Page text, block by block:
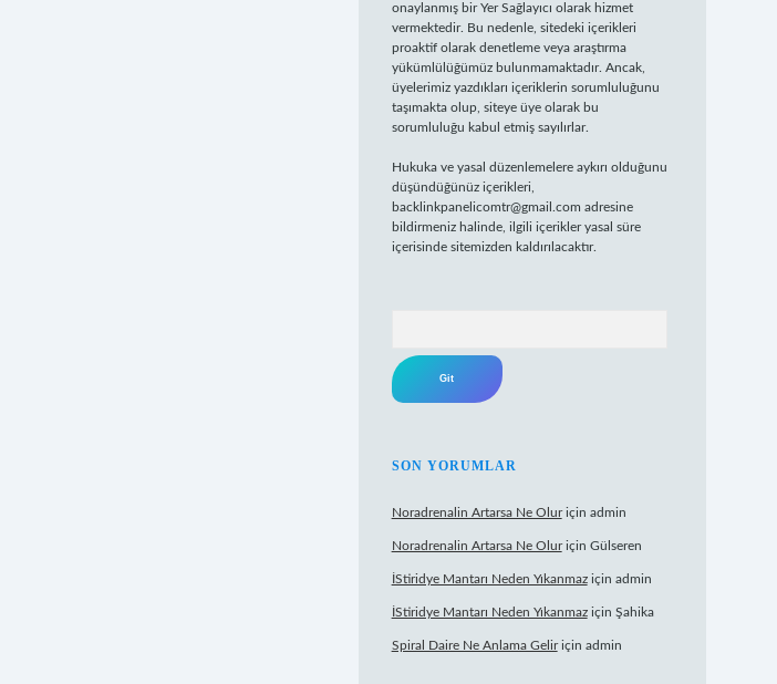
onaylanmış bir Yer Sağlayıcı olarak hizmet
vermektedir. Bu nedenle, sitedeki içerikleri
proaktif olarak denetleme veya araştırma
yükümlülüğümüz bulunmamaktadır. Ancak,
üyelerimiz yazdıkları içeriklerin sorumluluğunu
taşımakta olup, siteye üye olarak bu
sorumluluğu kabul etmiş sayılırlar.
Hukuka ve yasal düzenlemelere aykırı olduğunu
düşündüğünüz içerikleri,
backlinkpanelicomtr@gmail.com adresine
bildirmeniz halinde, ilgili içerikler yasal süre
içerisinde sitemizden kaldırılacaktır.
SON YORUMLAR
Noradrenalin Artarsa Ne Oluriçin admin
Noradrenalin Artarsa Ne Oluriçin Gülseren
İStiridye Mantarı Neden Yıkanmaziçin admin
İStiridye Mantarı Neden Yıkanmaziçin Şahika
Spiral Daire Ne Anlama Geliriçin admin